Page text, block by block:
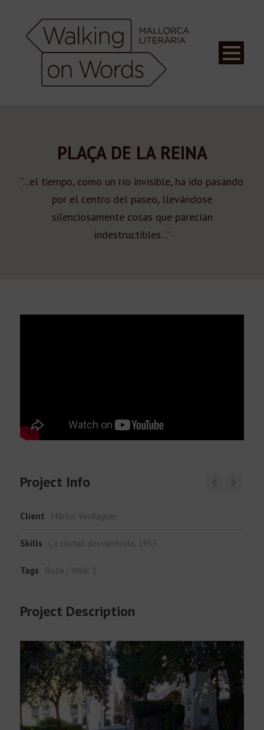
PLAÇA DE LA REINA
“...el tiempo, como un río invisible, ha ido pasando
por el centro del paseo, llevándose
silenciosamente cosas que parecían
indestructibles...”
Project Info
Client Màrius Verdaguer
Skills La ciudad desvanecida, 1953
Tags Ruta / Walk 1
Project Description